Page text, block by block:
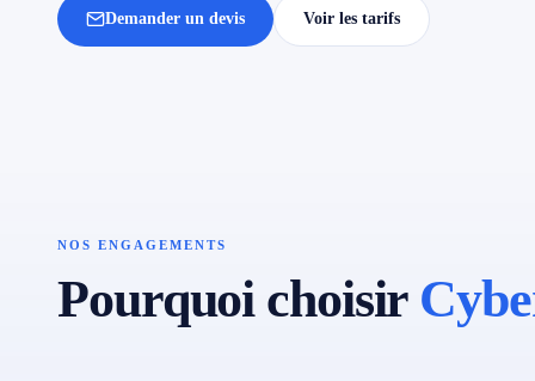
Demander un devis Voir les tarifs
NOS ENGAGEMENTS
Pourquoi choisir